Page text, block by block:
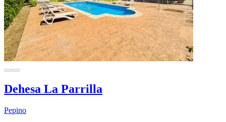
Dehesa La Parrilla
Pepino